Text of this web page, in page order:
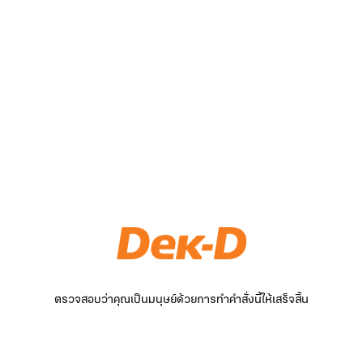
ตรวจสอบว่าคุณเป็นมนุษย์ด้วยการทำคำสั่งนี้ให้เสร็จสิ้น